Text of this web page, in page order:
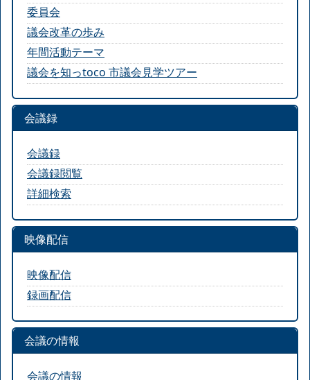
委員会
議会改革の歩み
年間活動テーマ
議会を知っtoco 市議会見学ツアー
会議録
会議録
会議録閲覧
詳細検索
映像配信
映像配信
録画配信
会議の情報
会議の情報